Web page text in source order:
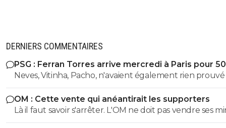
DERNIERS COMMENTAIRES
PSG : Ferran Torres arrive mercredi à Paris pour
Neves, Vitinha, Pacho, n'avaient également rien prouvé
OM : Cette vente qui anéantirait les supporters
Là il faut savoir s'arrêter. L'OM ne doit pas vendre ses
qui risquent d'éclater cette saison. Vendre Mmadi